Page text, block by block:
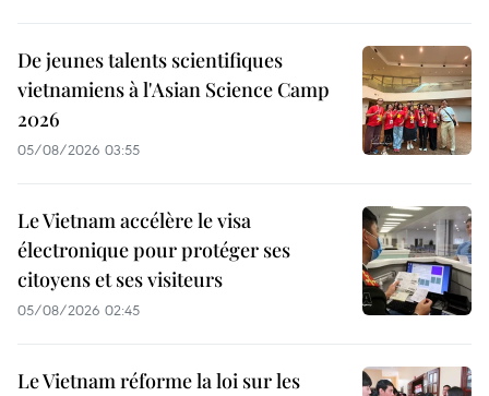
De jeunes talents scientifiques
vietnamiens à l'Asian Science Camp
2026
05/08/2026 03:55
Le Vietnam accélère le visa
électronique pour protéger ses
citoyens et ses visiteurs
05/08/2026 02:45
Le Vietnam réforme la loi sur les